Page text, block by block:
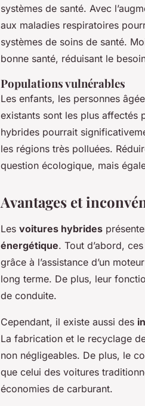
systèmes de santé. Avec
aux maladies respiratoires
systèmes de soins de santé.
bonne santé, réduisant le
Populations vulnérables
Les enfants, les personnes
existants sont les plus affectés
hybrides pourrait
les régions très polluées.
question écologique, mais
Avantages et
Les voitures hybrides
énergétique. Tout d’abord,
grâce à l’assistance d’un
long terme. De plus, leur
de conduite.
Cependant, il existe aussi des
La fabrication et le recyclage
non négligeables. De plus, le
que celui des voitures
économies de carburant.